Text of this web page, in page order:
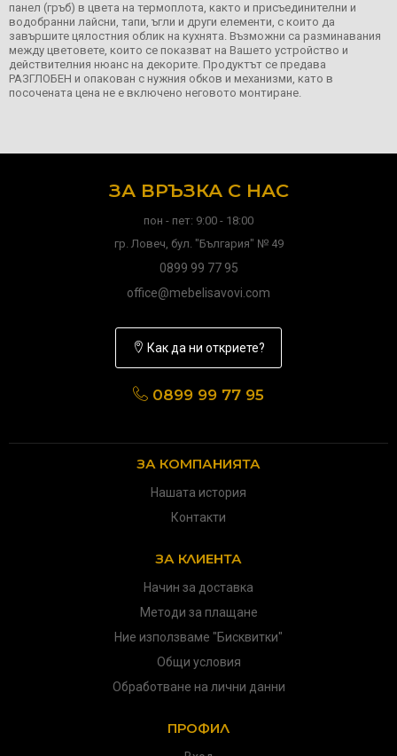
панел (гръб) в цвета на термоплота, както и присъединителни и
водобранни лайсни, тапи, ъгли и други елементи, с които да
завършите цялостния облик на кухнята. Възможни са разминавания
между цветовете, които се показват на Вашето устройство и
действителния нюанс на декорите. Продуктът се предава
РАЗГЛОБЕН и опакован с нужния обков и механизми, като в
посочената цена не е включено неговото монтиране.
ЗА ВРЪЗКА С НАС
пон - пет: 9:00 - 18:00
гр. Ловеч, бул. "България" № 49
0899 99 77 95
office@mebelisavovi.com
Как да ни откриете?
0899 99 77 95
ЗА КОМПАНИЯТА
Нашата история
Контакти
ЗА КЛИЕНТА
Начин за доставка
Методи за плащане
Ние използваме "Бисквитки"
Общи условия
Обработване на лични данни
ПРОФИЛ